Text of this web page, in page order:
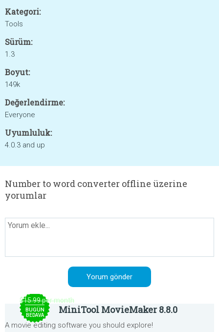
Kategori:
Tools
Sürüm:
1.3
Boyut:
149k
Değerlendirme:
Everyone
Uyumluluk:
4.0.3 and up
Number to word converter offline üzerine
yorumlar
$15.99 per month
BUGÜN
BEDAVA MiniTool MovieMaker 8.8.0
A movie editing software you should explore!